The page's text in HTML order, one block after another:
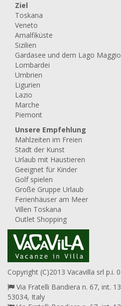
Ziel
Toskana
Veneto
Amalfiküste
Sizilien
Gardasee und dem Lago
Lombardei
Umbrien
Ligurien
Lazio
Marche
Piemont
Unsere Empfehlung
Mahlzeiten im Freien
Stadt der Kunst
Urlaub mit Haustieren
Geeignet für Kinder
Golf spielen
Große Gruppe Urlaub
Ferienhäuser am Meer
Villen Toskana
Outlet Shopping
Copyright (C)2013 Vacavilla srl p.i.
Via Fratelli Bandiera n. 67, int.
53034, Italy